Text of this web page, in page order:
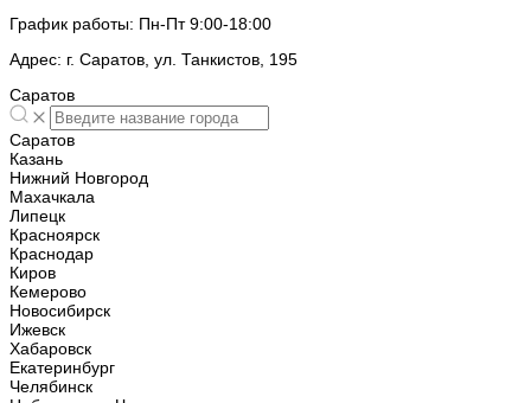
График работы: Пн-Пт 9:00-18:00
Адрес: г. Саратов, ул. Танкистов, 195
Саратов
Саратов
Казань
Нижний Новгород
Махачкала
Липецк
Красноярск
Краснодар
Киров
Кемерово
Новосибирск
Ижевск
Хабаровск
Екатеринбург
Челябинск